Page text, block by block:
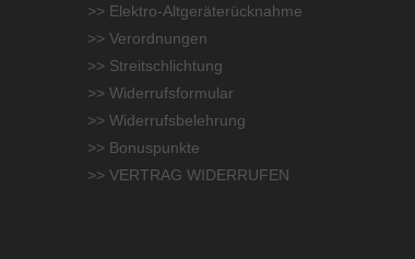
>> Elektro-Altgeräterücknahme
>> Verordnungen
>> Streitschlichtung
>> Widerrufsformular
>> Widerrufsbelehrung
>> Bonuspunkte
>> VERTRAG WIDERRUFEN